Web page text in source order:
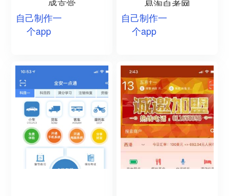
盛京堂
自己制作一
个app
易淘自考网
自己制作一
个app